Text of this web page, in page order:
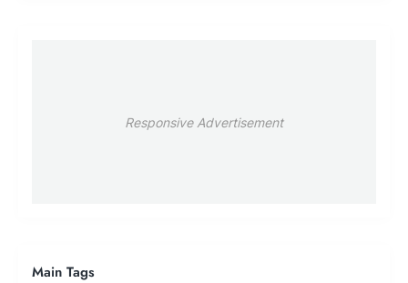
Responsive Advertisement
Main Tags